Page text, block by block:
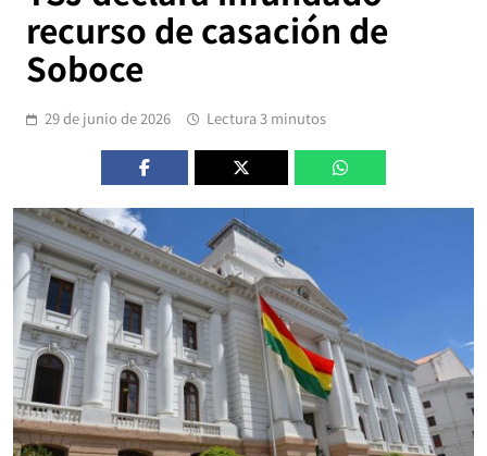
recurso de casación de
Soboce
29 de junio de 2026 Lectura 3 minutos